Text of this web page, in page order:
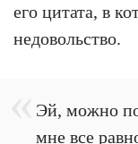
его цитата, в
недовольство.
Эй, можно
мне все